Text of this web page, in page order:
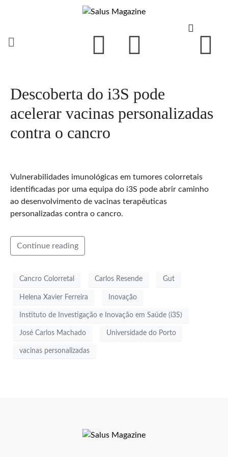
Descoberta do i3S pode
acelerar vacinas personalizadas
contra o cancro
Vulnerabilidades imunológicas em tumores colorretais
identificadas por uma equipa do i3S pode abrir caminho
ao desenvolvimento de vacinas terapêuticas
personalizadas contra o cancro.
Continue reading
Cancro Colorretal Carlos Resende Gut
Helena Xavier Ferreira Inovação
Instituto de Investigação e Inovação em Saúde (i3S)
José Carlos Machado Universidade do Porto
vacinas personalizadas